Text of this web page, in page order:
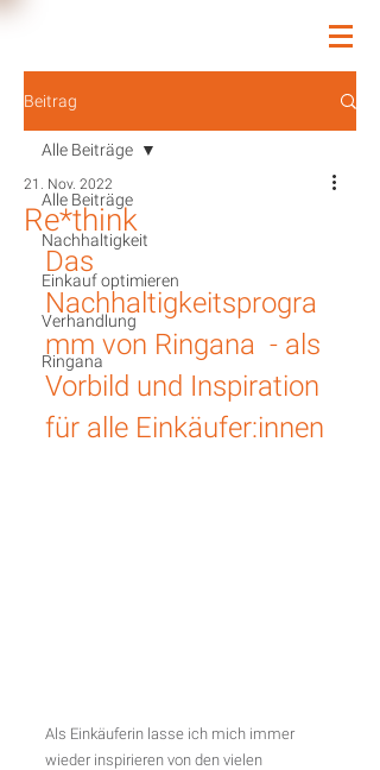
Beitrag
Alle Beiträge
Nachhaltigkeit
Einkauf optimieren
Verhandlung
Ringana
Alle Beiträge
Re*think
21. Nov. 2022
Das
Nachhaltigkeitsprogra
mm von Ringana  - als
Vorbild und Inspiration
für alle Einkäufer:innen
Als Einkäuferin lasse ich mich immer
wieder inspirieren von den vielen